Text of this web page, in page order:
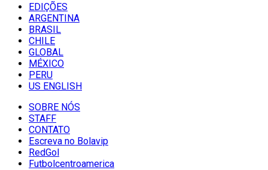
EDIÇÕES
ARGENTINA
BRASIL
CHILE
GLOBAL
MÉXICO
PERU
US ENGLISH
SOBRE NÓS
STAFF
CONTATO
Escreva no Bolavip
RedGol
Futbolcentroamerica